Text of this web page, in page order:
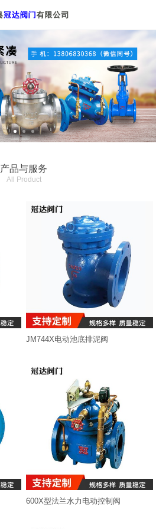
产品与服务
All Product
JM744X电动池底排泥阀
600X型法兰水力电动控制阀